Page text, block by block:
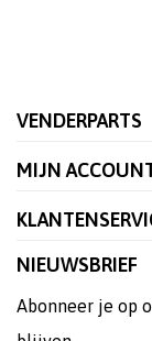
VENDERPARTS
MIJN
NIEUWSBRIEF
Abonneer je op